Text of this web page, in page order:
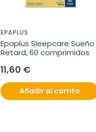
EPAPLUS
Epaplus Sleepcare Sueño
Retard, 60 comprimidos
11,60 €
Añadir al carrito